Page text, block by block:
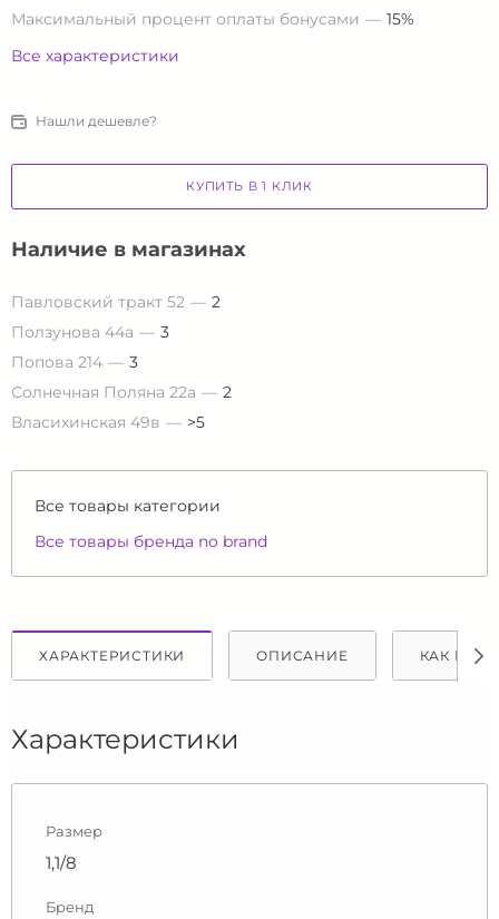
Максимальный процент оплаты бонусами
15%
Все характеристики
Нашли дешевле?
КУПИТЬ В 1 КЛИК
Наличие в магазинах
Павловский тракт 52
2
Ползунова 44а
3
Попова 214
3
Солнечная Поляна 22а
2
Власихинская 49в
>5
Все товары категории
Все товары бренда no brand
ХАРАКТЕРИСТИКИ ОПИСАНИЕ КАК
Характеристики
Размер
1,1/8
Бренд